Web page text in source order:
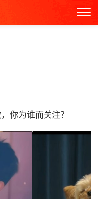
你为谁而关注？